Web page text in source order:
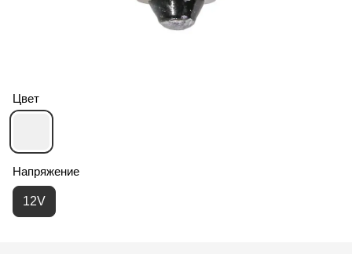
Цвет
Напряжение
12V